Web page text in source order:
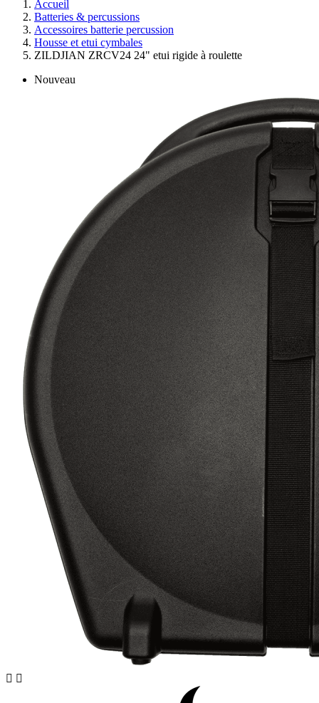
Accueil
Batteries & percussions
Accessoires batterie percussion
Housse et etui cymbales
ZILDJIAN ZRCV24 24" etui rigide à roulette
Nouveau
 